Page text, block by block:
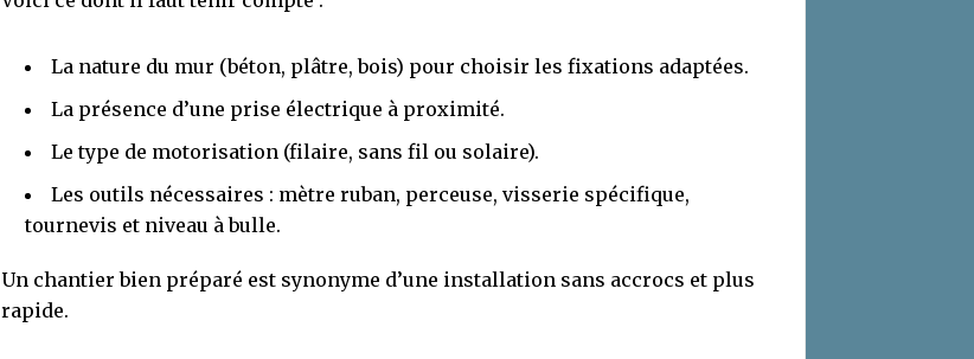
La nature du mur (béton, plâtre, bois) pour choisir les fixations adaptées.
La présence d’une prise électrique à proximité.
Le type de motorisation (filaire, sans fil ou solaire).
Les outils nécessaires : mètre ruban, perceuse, visserie spécifique,
tournevis et niveau à bulle.
Un chantier bien préparé est synonyme d’une installation sans accrocs et plus
rapide.